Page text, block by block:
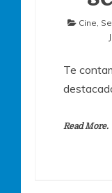
Cine
Te
Read More.